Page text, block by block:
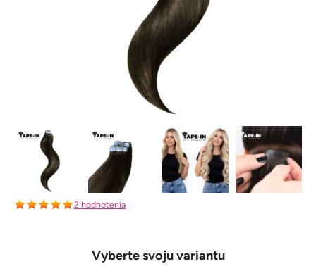
2 hodnotenia
Vyberte svoju variantu